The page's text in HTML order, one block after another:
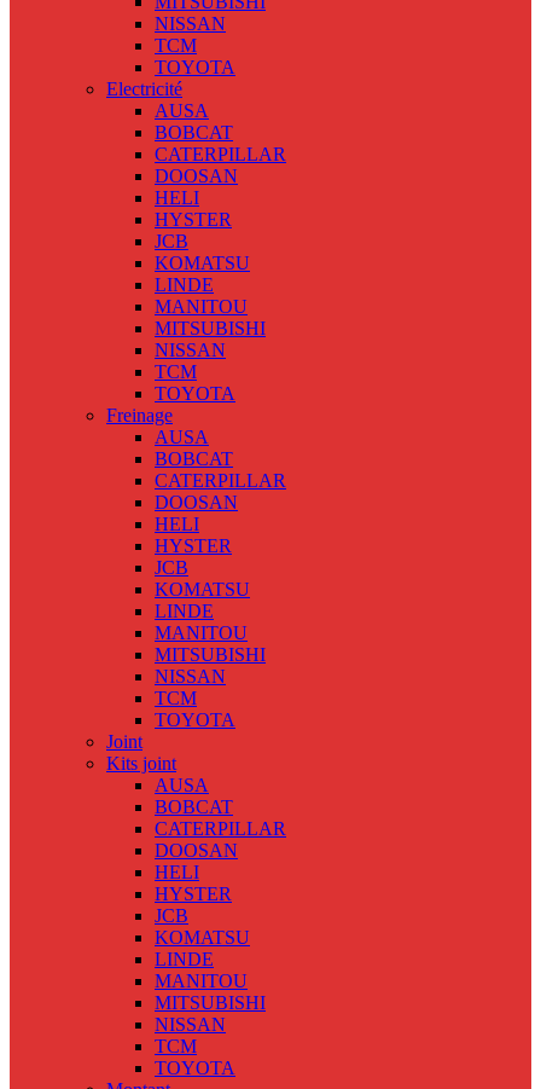
NISSAN
TCM
TOYOTA
Electricité
AUSA
BOBCAT
CATERPILLAR
DOOSAN
HELI
HYSTER
JCB
KOMATSU
LINDE
MANITOU
MITSUBISHI
NISSAN
TCM
TOYOTA
Freinage
AUSA
BOBCAT
CATERPILLAR
DOOSAN
HELI
HYSTER
JCB
KOMATSU
LINDE
MANITOU
MITSUBISHI
NISSAN
TCM
TOYOTA
Joint
Kits joint
AUSA
BOBCAT
CATERPILLAR
DOOSAN
HELI
HYSTER
JCB
KOMATSU
LINDE
MANITOU
MITSUBISHI
NISSAN
TCM
TOYOTA